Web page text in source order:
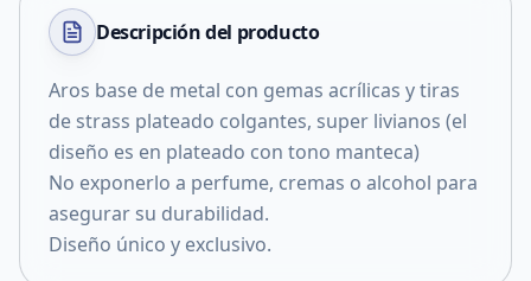
Descripción del producto
Aros base de metal con gemas acrílicas y tiras
de strass plateado colgantes, super livianos (el
diseño es en plateado con tono manteca)
No exponerlo a perfume, cremas o alcohol para
asegurar su durabilidad.
Diseño único y exclusivo.